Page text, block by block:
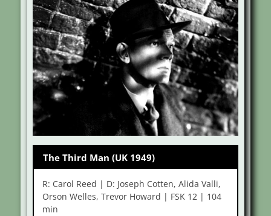
The Third Man (UK 1949)
R: Carol Reed | D: Joseph Cotten, Alida Valli,
Orson Welles, Trevor Howard | FSK 12 | 104
min